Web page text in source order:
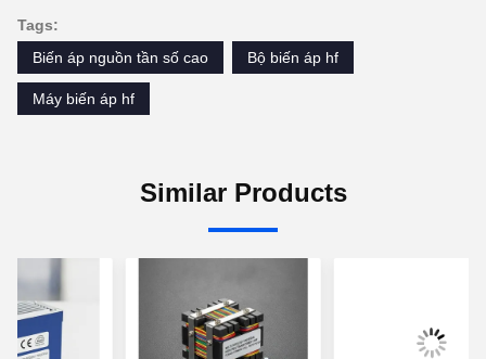
Tags:
Biến áp nguồn tần số cao
Bộ biến áp hf
Máy biến áp hf
Similar Products